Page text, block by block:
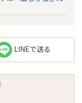
LINEで送る